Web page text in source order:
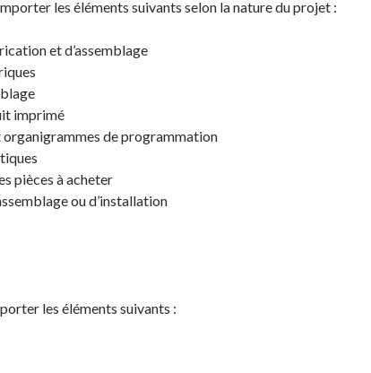
les éléments suivants selon la nature du projet :
et d’assemblage
imprimé
organigrammes de programmation
pièces à acheter
ou d’installation
les éléments suivants :